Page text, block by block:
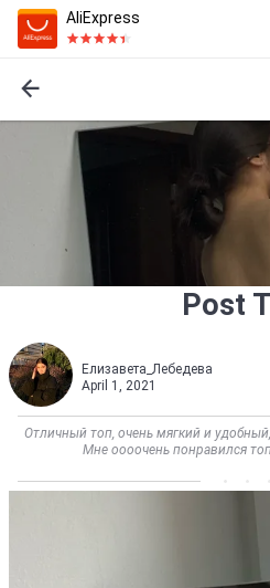
AliExpress
Post
Елизавета_Лебедева
April 1, 2021
Отличный топ, очень мягкий и
Мне оооочень понравился